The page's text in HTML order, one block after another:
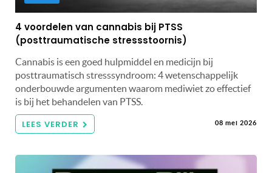
4 voordelen van cannabis bij PTSS
(posttraumatische stressstoornis)
Cannabis is een goed hulpmiddel en medicijn bij
posttraumatisch stresssyndroom: 4 wetenschappelijk
onderbouwde argumenten waarom mediwiet zo effectief
is bij het behandelen van PTSS.
LEES VERDER 08 mei 2026